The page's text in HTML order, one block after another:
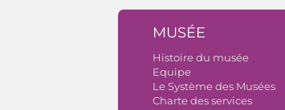
MUSÉE
Histoire du musée
Equipe
Le Système des Musées
Charte des services